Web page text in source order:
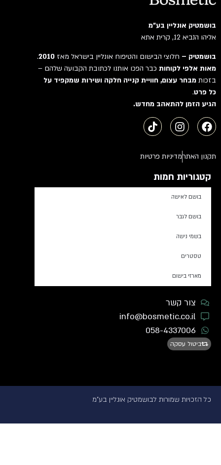
בושמטיק אונליין בע"מ
אליהו הנביא 12, קרית אתא
בושמטיק –חלוצי הבישום והטיפוח אונליין בישראל מאז2010
.
מאות אלפי לקוחותכבר הפכו אותנו לכתובת הקבועה שלהם –
בזכותמבחר עצום, חוויית קנייה חלקה ושירות שמקפיד על
כל פרט.
הגיע הזמן להתאהב מחדש.
תקנון האתרמדיניות פרטיות
קטגוריות חמות
בושם לאישה
בושם לגבר
בשמי נישה
טסטרים
מארזי בישום
צור קשר
info@bosmetic.co.il
058-4337006
ביטול עסקה
כל הזכויות שמורות לבושמטיק אונליין בע"מ